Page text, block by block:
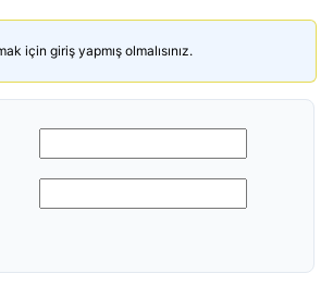
için giriş yapmış olmalısınız.